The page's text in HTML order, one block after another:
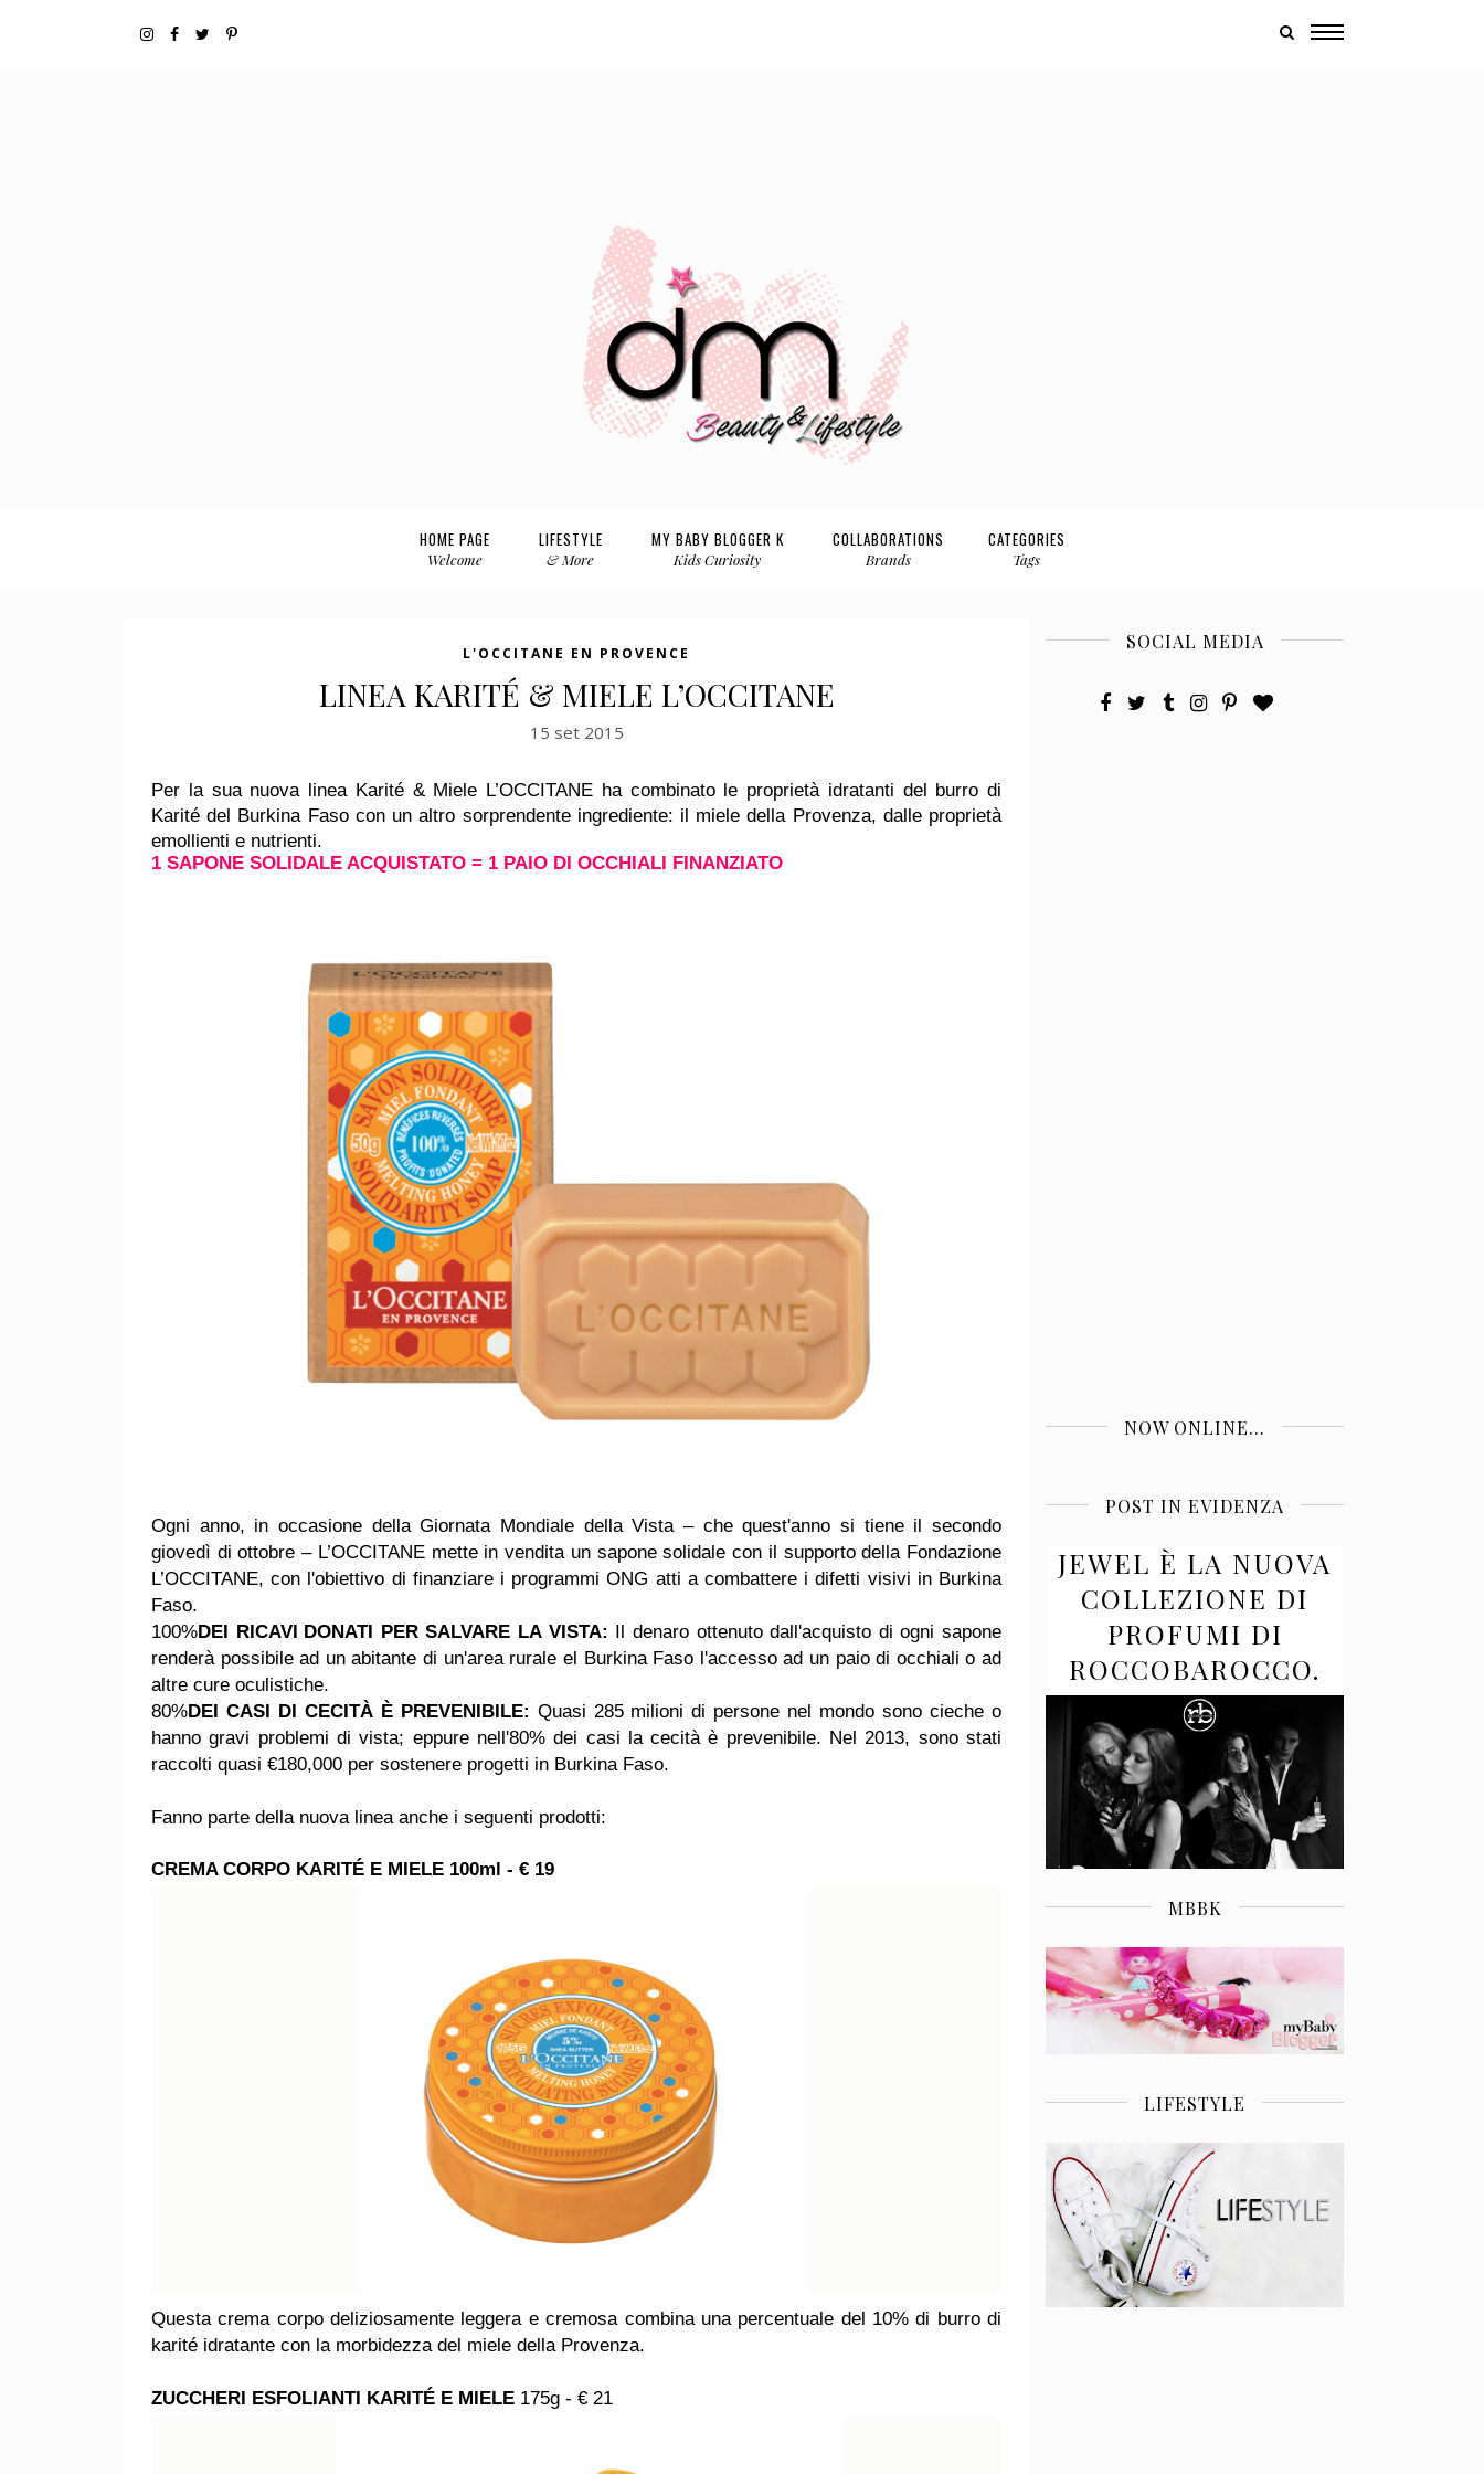
HOME PAGE
Welcome
LIFESTYLE
& More
MY BABY BLOGGER K
Kids Curiosity
COLLABORATIONS
Brands
CATEGORIES
Tags
L'OCCITANE EN PROVENCE
LINEA KARITÉ & MIELE L’OCCITANE
15 set 2015
Per la sua nuova linea Karité & Miele L’OCCITANE ha combinato le proprietà idratanti del burro di
Karité del Burkina Faso con un altro sorprendente ingrediente: il miele della Provenza, dalle proprietà
emollienti e nutrienti.
1 SAPONE SOLIDALE ACQUISTATO = 1 PAIO DI OCCHIALI FINANZIATO
Ogni anno, in occasione della Giornata Mondiale della Vista – che quest'anno si tiene il secondo
giovedì di ottobre – L’OCCITANE mette in vendita un sapone solidale con il supporto della Fondazione
L’OCCITANE, con l'obiettivo di finanziare i programmi ONG atti a combattere i difetti visivi in Burkina
Faso.
100%DEI RICAVI DONATI PER SALVARE LA VISTA: Il denaro ottenuto dall'acquisto di ogni sapone
renderà possibile ad un abitante di un'area rurale el Burkina Faso l'accesso ad un paio di occhiali o ad
altre cure oculistiche.
80%DEI CASI DI CECITÀ È PREVENIBILE: Quasi 285 milioni di persone nel mondo sono cieche o
hanno gravi problemi di vista; eppure nell'80% dei casi la cecità è prevenibile. Nel 2013, sono stati
raccolti quasi €180,000 per sostenere progetti in Burkina Faso.
Fanno parte della nuova linea anche i seguenti prodotti:
CREMA CORPO KARITÉ E MIELE 100ml - € 19
Questa crema corpo deliziosamente leggera e cremosa combina una percentuale del 10% di burro di
karité idratante con la morbidezza del miele della Provenza.
ZUCCHERI ESFOLIANTI KARITÉ E MIELE 175g - € 21
SOCIAL MEDIA
NOW ONLINE...
POST IN EVIDENZA
JEWEL È LA NUOVA
COLLEZIONE DI
PROFUMI DI
ROCCOBAROCCO.
MBBK
LIFESTYLE